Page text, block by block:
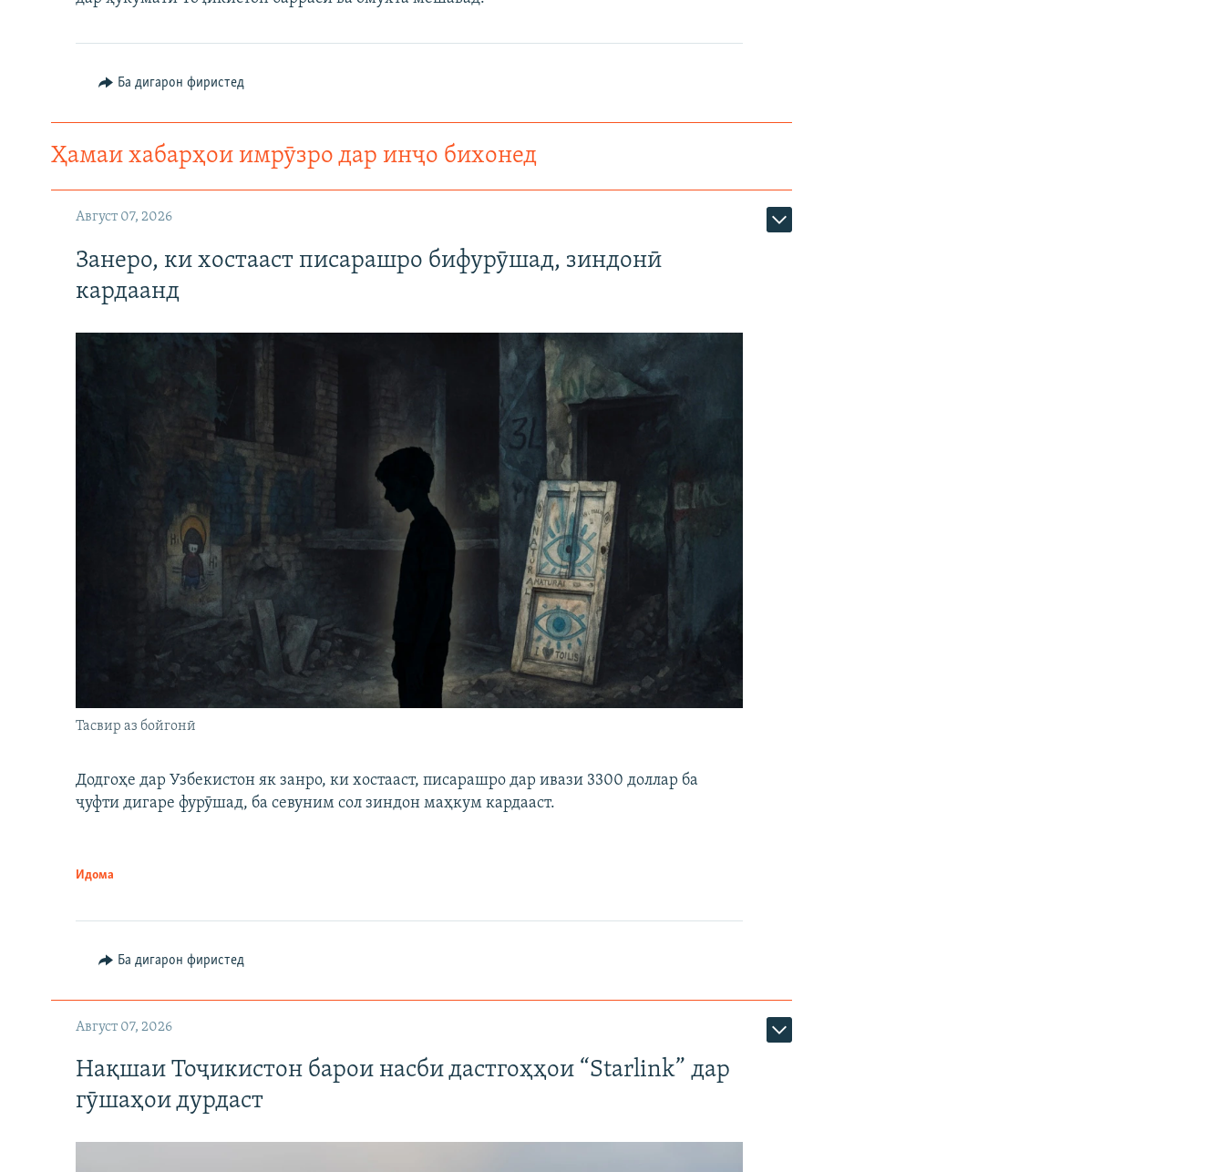
Ба дигарон фиристед
Ҳамаи хабарҳои имрӯзро дар инҷо бихонед
Август 07, 2026
Занеро, ки хостааст писарашро бифурӯшад, зиндонӣ
кардаанд
Тасвир аз бойгонӣ
Додгоҳе дар Узбекистон як занро, ки хостааст, писарашро дар ивази 3300 доллар ба
ҷуфти дигаре фурӯшад, ба севуним сол зиндон маҳкум кардааст.
Идома
Ба дигарон фиристед
Август 07, 2026
Нақшаи Тоҷикистон барои насби дастгоҳҳои “Starlink” дар
гӯшаҳои дурдаст